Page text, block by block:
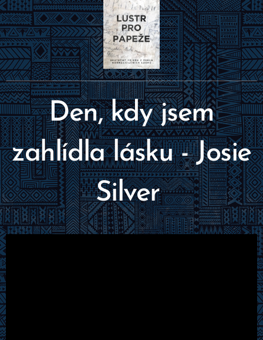
Den, kdy jsem
zahlídla lásku - Josie
Silver